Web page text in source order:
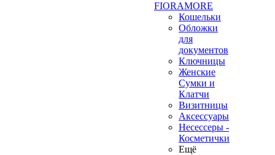
FIORAMORE
Кошельки
Обложки
для
документов
Ключницы
Женские
Сумки и
Клатчи
Визитницы
Аксессуары
Несессеры -
Косметички
Ещё